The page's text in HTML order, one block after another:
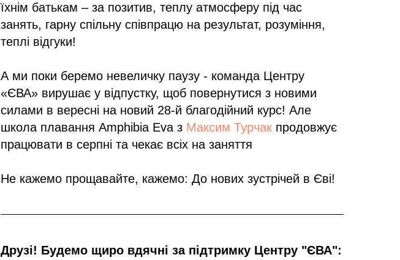
їхнім батькам – за позитив, теплу атмосферу під час
занять, гарну спільну співпрацю на результат, розуміння,
теплі відгуки!
А ми поки беремо невеличку паузу - команда Центру
«ЄВА» вирушає у відпустку, щоб повернутися з новими
силами в вересні на новий 28-й благодійний курс! Але
школа плавання Amphibia Eva з Максим Турчак продовжує
працювати в серпні та чекає всіх на заняття
Не кажемо прощавайте, кажемо: До нових зустрічей в Єві!
Друзі! Будемо щиро вдячні за підтримку Центру "ЄВА":